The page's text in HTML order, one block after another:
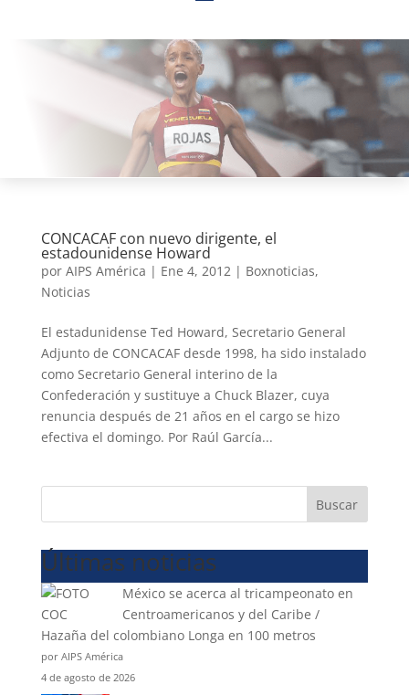
CONCACAF con nuevo dirigente, el
estadounidense Howard
por AIPS América | Ene 4, 2012| Boxnoticias,
Noticias
El estadunidense Ted Howard, Secretario General
Adjunto de CONCACAF desde 1998, ha sido instalado
como Secretario General interino de la
Confederación y sustituye a Chuck Blazer, cuya
renuncia después de 21 años en el cargo se hizo
efectiva el domingo. Por Raúl García...
Buscar
Últimas noticias
México se acerca al tricampeonato en
Centroamericanos y del Caribe /
Hazaña del colombiano Longa en 100 metros
por AIPS América
4 de agosto de 2026